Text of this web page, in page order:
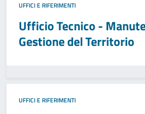
UFFICI E RIFERIMENTI
Ufficio Tecnico -
Gestione del Territorio
UFFICI E RIFERIMENTI